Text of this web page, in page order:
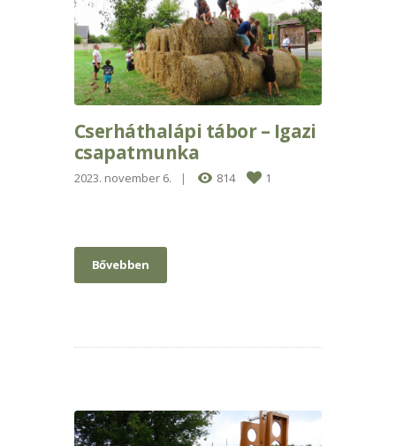
Cserháthalápi tábor – Igazi
csapatmunka
2023. november 6. 814 1
Bővebben